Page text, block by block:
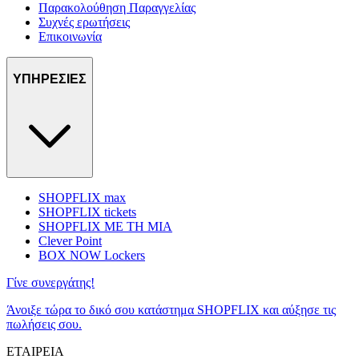
Παρακολούθηση Παραγγελίας
Συχνές ερωτήσεις
Επικοινωνία
ΥΠΗΡΕΣΙΕΣ
SHOPFLIX max
SHOPFLIX tickets
SHOPFLIX ΜΕ ΤΗ ΜΙΑ
Clever Point
BOX NOW Lockers
Γίνε συνεργάτης!
Άνοιξε τώρα το δικό σου κατάστημα SHOPFLIX και αύξησε τις
πωλήσεις σου.
ΕΤΑΙΡΕΙΑ